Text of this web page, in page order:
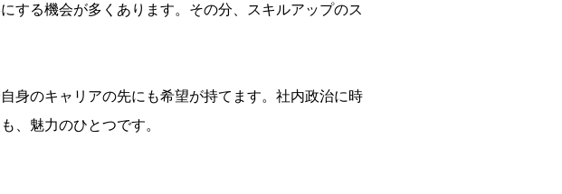
する機会が多くあります。その分、スキルアップのス
身のキャリアの先にも希望が持てます。社内政治に時
、魅力のひとつです。